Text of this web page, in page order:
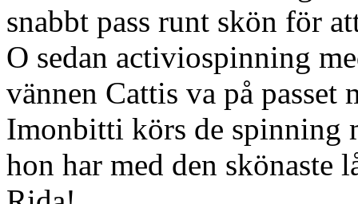
snabbt pass runt skön för
O sedan activiospinning
vännen Cattis va på passet
Imonbitti körs de spinning
hon har med den skönaste